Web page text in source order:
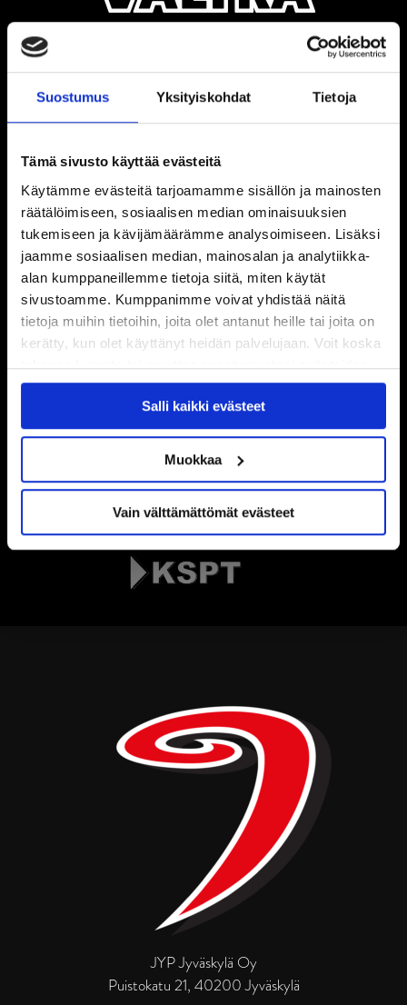
Suostumus Yksityiskohdat Tietoja
Tämä sivusto käyttää evästeitä
Käytämme evästeitä tarjoamamme sisällön ja mainosten
räätälöimiseen, sosiaalisen median ominaisuuksien
tukemiseen ja kävijämäärämme analysoimiseen. Lisäksi
jaamme sosiaalisen median, mainosalan ja analytiikka-
alan kumppaneillemme tietoja siitä, miten käytät
sivustoamme. Kumppanimme voivat yhdistää näitä
tietoja muihin tietoihin, joita olet antanut heille tai joita on
kerätty, kun olet käyttänyt heidän palvelujaan. Voit koska
tahansa kumota tai muuttaa suostumustasi evästeiden
käytöstäEvästeet-sivultamme.
Salli kaikki evästeet
Muokkaa
Vain välttämättömät evästeet
JYP Jyväskylä Oy
Puistokatu 21, 40200 Jyväskylä